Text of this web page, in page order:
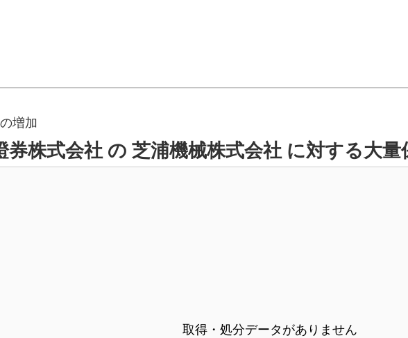
増加
券株式会社 の 芝浦機械株式会社 に対する大
取得・処分データがありません